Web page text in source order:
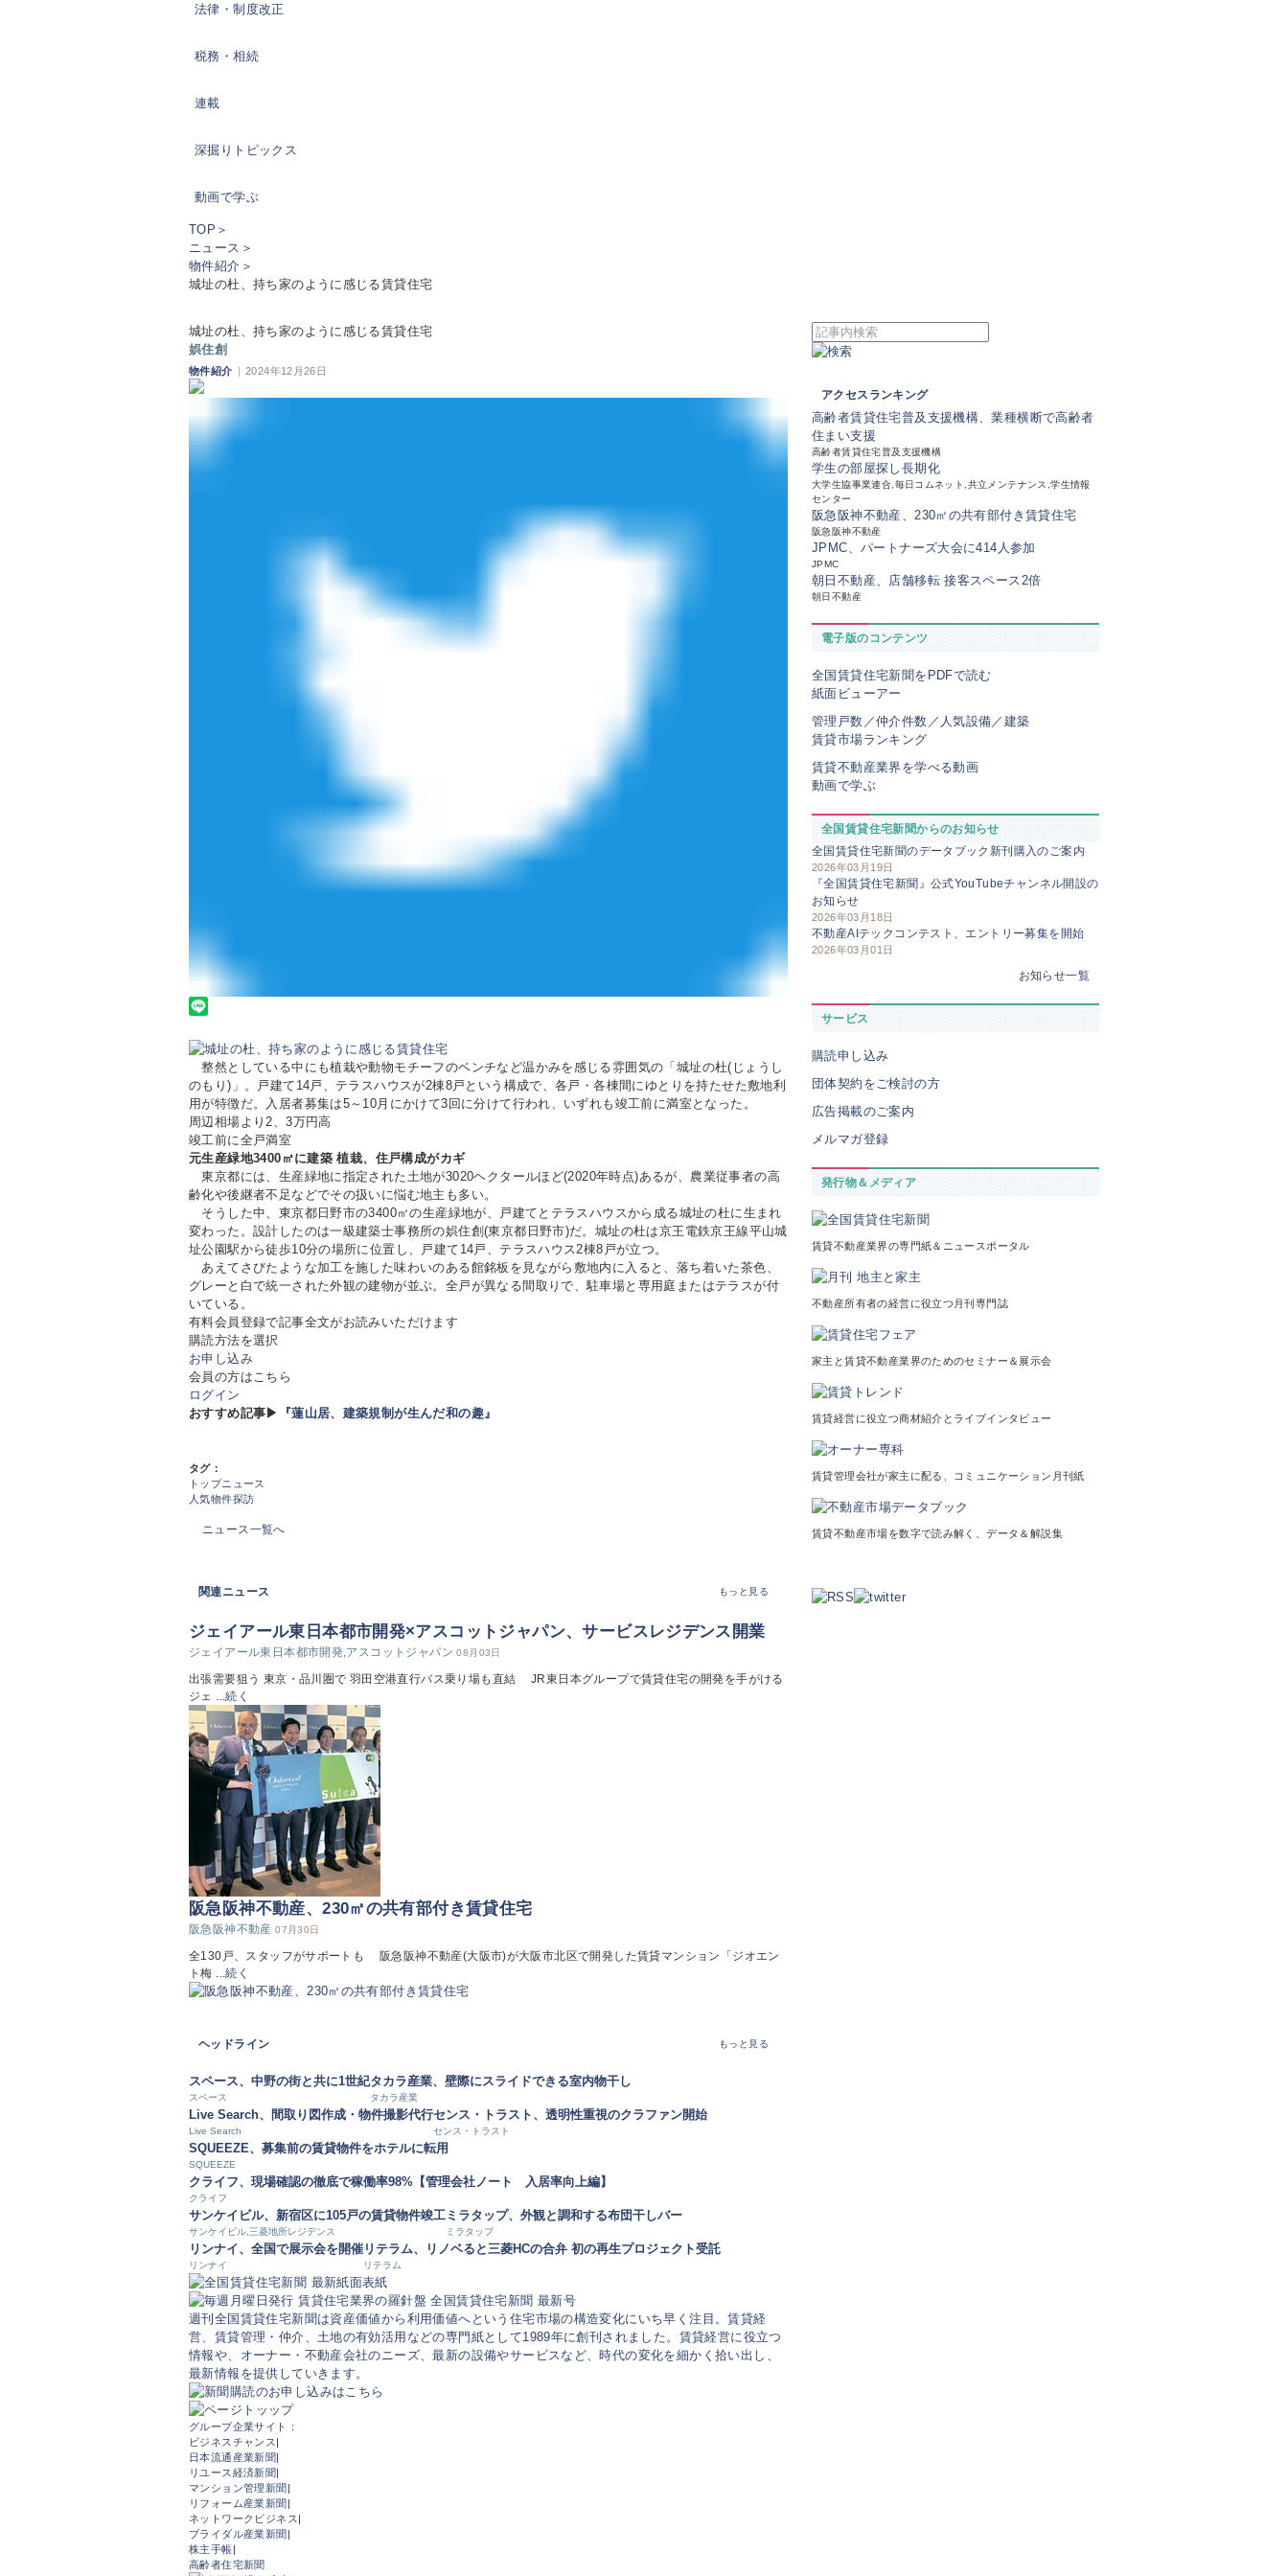
法律・制度改正
税務・相続
連載
深掘りトピックス
動画で学ぶ
TOP ＞
ニュース ＞
物件紹介 ＞
城址の杜、持ち家のように感じる賃貸住宅
城址の杜、持ち家のように感じる賃貸住宅
娯住創
物件紹介 | 2024年12月26日
整然としている中にも植栽や動物モチーフのベンチなど温かみを感じる雰囲気の「城址の杜(じょうし
のもり)」。戸建て14戸、テラスハウスが2棟8戸という構成で、各戸・各棟間にゆとりを持たせた敷地利
用が特徴だ。入居者募集は5～10月にかけて3回に分けて行われ、いずれも竣工前に満室となった。
周辺相場より2、3万円高
竣工前に全戸満室
元生産緑地3400㎡に建築 植栽、住戸構成がカギ
東京都には、生産緑地に指定された土地が3020ヘクタールほど(2020年時点)あるが、農業従事者の高
齢化や後継者不足などでその扱いに悩む地主も多い。
そうした中、東京都日野市の3400㎡の生産緑地が、戸建てとテラスハウスから成る城址の杜に生まれ
変わった。設計したのは一級建築士事務所の娯住創(東京都日野市)だ。城址の杜は京王電鉄京王線平山城
址公園駅から徒歩10分の場所に位置し、戸建て14戸、テラスハウス2棟8戸が立つ。
あえてさびたような加工を施した味わいのある館銘板を見ながら敷地内に入ると、落ち着いた茶色、
グレーと白で統一された外観の建物が並ぶ。全戸が異なる間取りで、駐車場と専用庭またはテラスが付
いている。
有料会員登録で記事全文がお読みいただけます
購読方法を選択
お申し込み
会員の方はこちら
ログイン
おすすめ記事▶
『蓮山居、建築規制が生んだ和の趣』
タグ：
トップニュース
人気物件探訪
ニュース一覧へ
関連ニュース もっと見る
ジェイアール東日本都市開発×アスコットジャパン、サービスレジデンス開業
ジェイアール東日本都市開発,アスコットジャパン08月03日
出張需要狙う 東京・品川圏で 羽田空港直行バス乗り場も直結 JR東日本グループで賃貸住宅の開発を手がける
ジェ ...続く
阪急阪神不動産、230㎡の共有部付き賃貸住宅
阪急阪神不動産07月30日
全130戸、スタッフがサポートも 阪急阪神不動産(大阪市)が大阪市北区で開発した賃貸マンション「ジオエン
ト梅 ...続く
ヘッドライン もっと見る
スペース、中野の街と共に1世紀
スペース
タカラ産業、壁際にスライドできる室内物干し
タカラ産業
Live Search、間取り図作成・物件撮影代行
Live Search
センス・トラスト、透明性重視のクラファン開始
センス・トラスト
SQUEEZE、募集前の賃貸物件をホテルに転用
SQUEEZE
クライフ、現場確認の徹底で稼働率98%【管理会社ノート 入居率向上編】
クライフ
サンケイビル、新宿区に105戸の賃貸物件竣工
サンケイビル,三菱地所レジデンス
ミラタップ、外観と調和する布団干しバー
ミラタップ
リンナイ、全国で展示会を開催
リンナイ
リテラム、リノベると三菱HCの合弁 初の再生プロジェクト受託
リテラム
週刊全国賃貸住宅新聞は資産価値から利用価値へという住宅市場の構造変化にいち早く注目。賃貸経
営、賃貸管理・仲介、土地の有効活用などの専門紙として1989年に創刊されました。賃貸経営に役立つ
情報や、オーナー・不動産会社のニーズ、最新の設備やサービスなど、時代の変化を細かく拾い出し、
最新情報を提供していきます。
アクセスランキング
高齢者賃貸住宅普及支援機構、業種横断で高齢者
住まい支援
高齢者賃貸住宅普及支援機構
学生の部屋探し長期化
大学生協事業連合,毎日コムネット,共立メンテナンス,学生情報
センター
阪急阪神不動産、230㎡の共有部付き賃貸住宅
阪急阪神不動産
JPMC、パートナーズ大会に414人参加
JPMC
朝日不動産、店舗移転 接客スペース2倍
朝日不動産
電子版のコンテンツ
全国賃貸住宅新聞をPDFで読む
紙面ビューアー
管理戸数／仲介件数／人気設備／建築
賃貸市場ランキング
賃貸不動産業界を学べる動画
動画で学ぶ
全国賃貸住宅新聞からのお知らせ
全国賃貸住宅新聞のデータブック新刊購入のご案内
2026年03月19日
『全国賃貸住宅新聞』公式YouTubeチャンネル開設の
お知らせ
2026年03月18日
不動産AIテックコンテスト、エントリー募集を開始
2026年03月01日
お知らせ一覧
サービス
購読申し込み
団体契約をご検討の方
広告掲載のご案内
メルマガ登録
発行物＆メディア
賃貸不動産業界の専門紙＆ニュースポータル
不動産所有者の経営に役立つ月刊専門誌
家主と賃貸不動産業界のためのセミナー＆展示会
賃貸経営に役立つ商材紹介とライブインタビュー
賃貸管理会社が家主に配る、コミュニケーション月刊紙
賃貸不動産市場を数字で読み解く、データ＆解説集
グループ企業サイト：
ビジネスチャンス |
日本流通産業新聞|
リユース経済新聞|
マンション管理新聞 |
リフォーム産業新聞 |
ネットワークビジネス |
ブライダル産業新聞 |
株主手帳|
高齢者住宅新聞